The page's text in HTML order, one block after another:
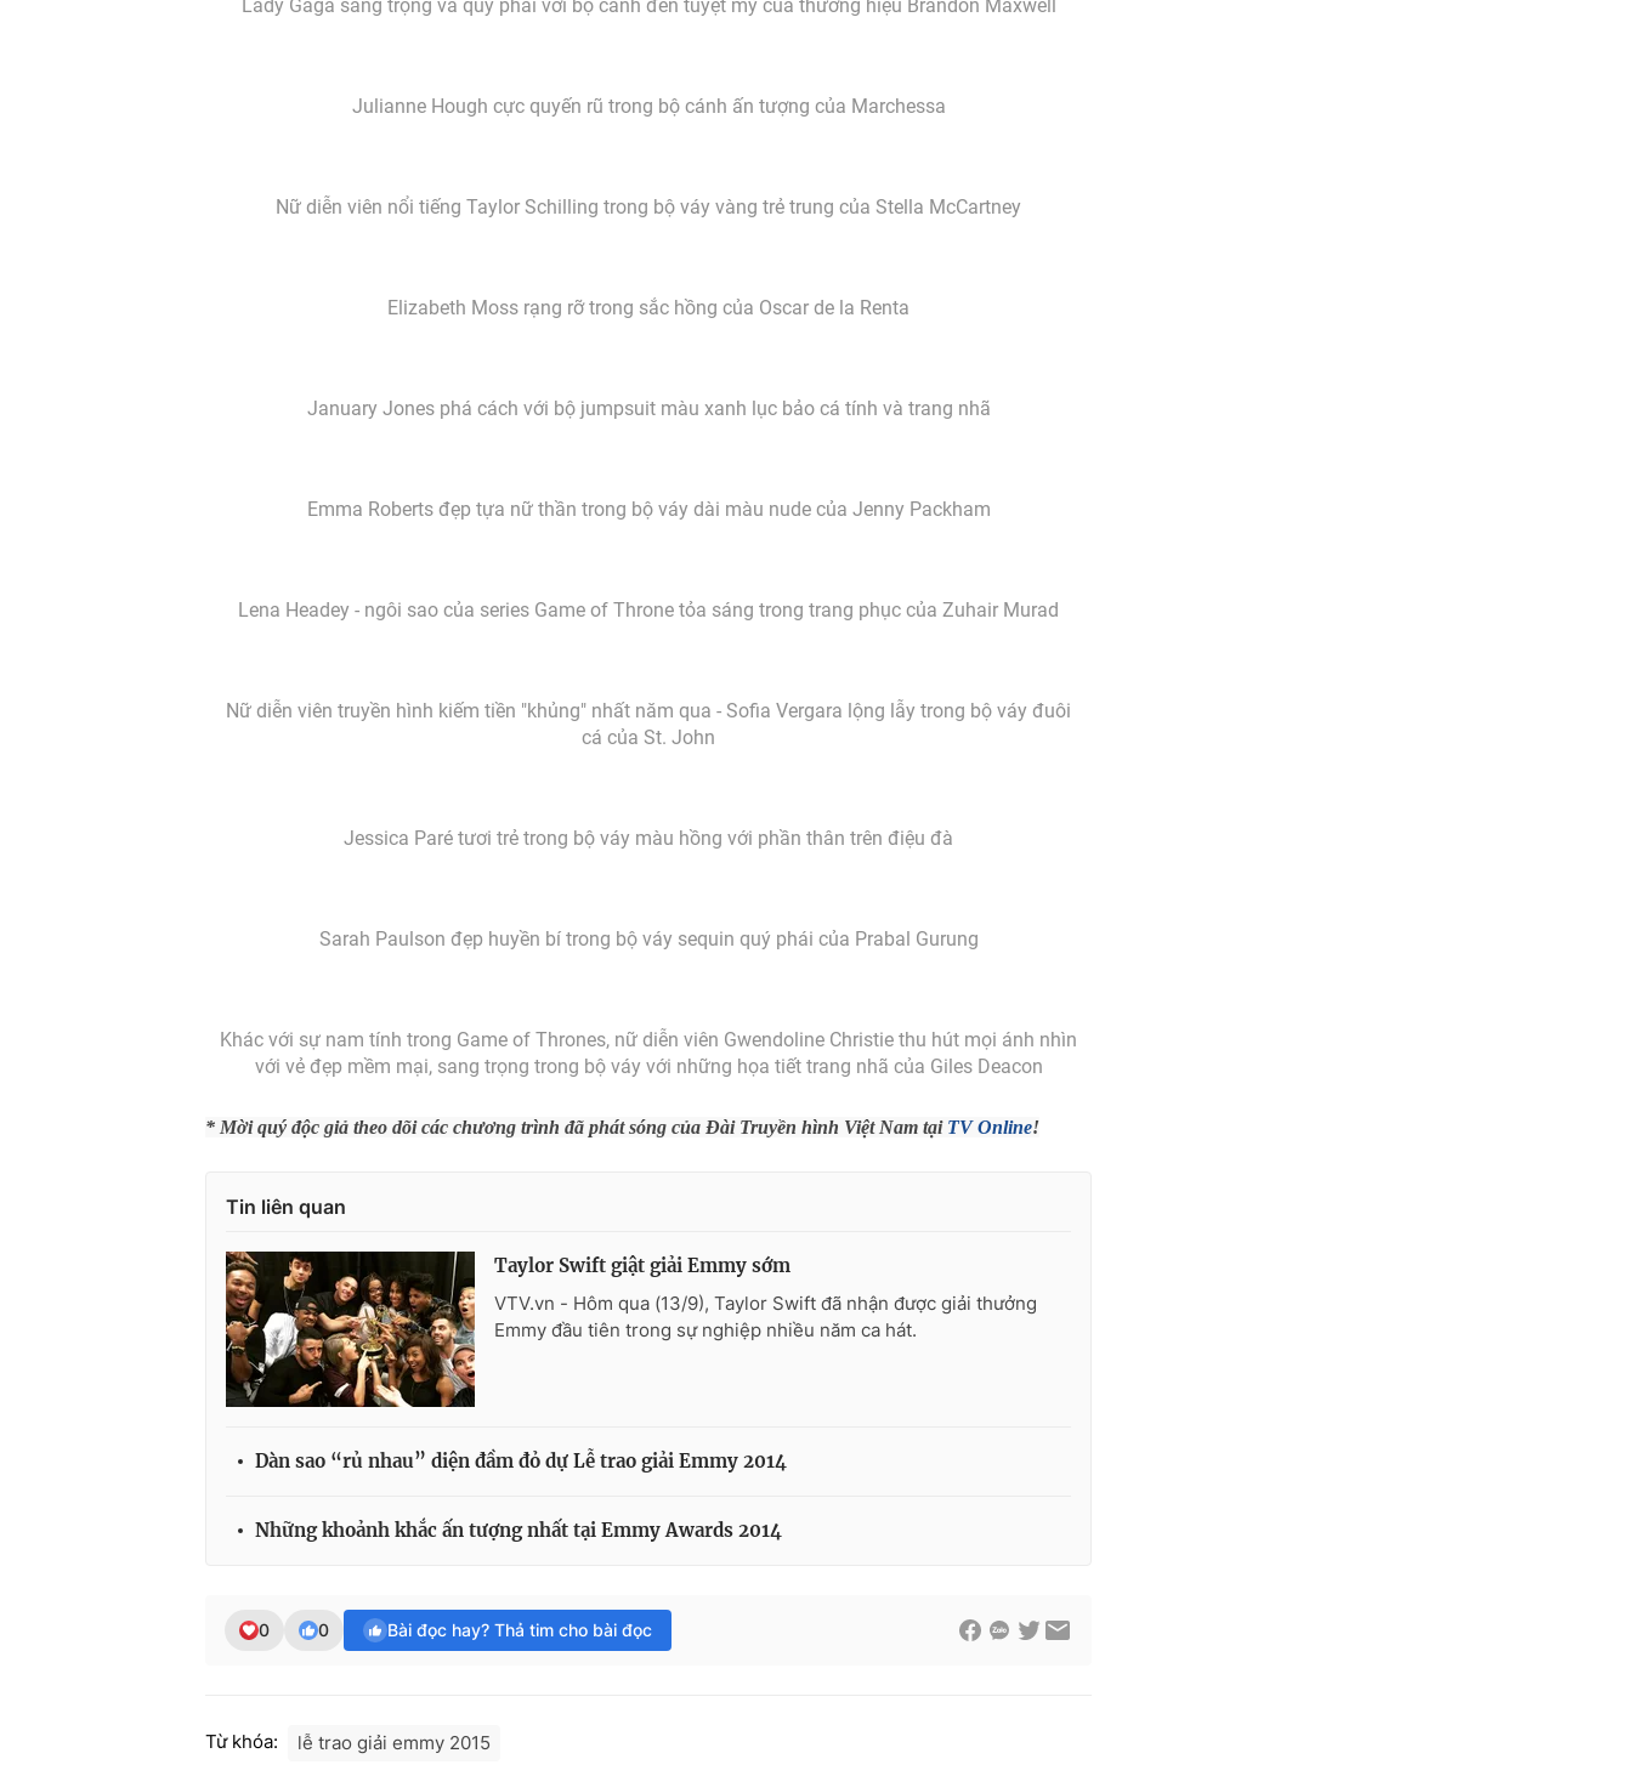
Lady Gaga sang trọng và quý phái với bộ cánh đen tuyệt mỹ của thương hiệu Brandon Maxwell
Julianne Hough cực quyến rũ trong bộ cánh ấn tượng của Marchessa
Nữ diễn viên nổi tiếng Taylor Schilling trong bộ váy vàng trẻ trung của Stella McCartney
Elizabeth Moss rạng rỡ trong sắc hồng của Oscar de la Renta
January Jones phá cách với bộ jumpsuit màu xanh lục bảo cá tính và trang nhã
Emma Roberts đẹp tựa nữ thần trong bộ váy dài màu nude của Jenny Packham
Lena Headey - ngôi sao của series Game of Throne tỏa sáng trong trang phục của Zuhair Murad
Nữ diễn viên truyền hình kiếm tiền "khủng" nhất năm qua - Sofia Vergara lộng lẫy trong bộ váy đuôi
cá của St. John
Jessica Paré tươi trẻ trong bộ váy màu hồng với phần thân trên điệu đà
Sarah Paulson đẹp huyền bí trong bộ váy sequin quý phái của Prabal Gurung
Khác với sự nam tính trong Game of Thrones, nữ diễn viên Gwendoline Christie thu hút mọi ánh nhìn
với vẻ đẹp mềm mại, sang trọng trong bộ váy với những họa tiết trang nhã của Giles Deacon
* Mời quý độc giả theo dõi các chương trình đã phát sóng của Đài Truyền hình Việt Nam tại TV Online!
Tin liên quan
Taylor Swift giật giải Emmy sớm
VTV.vn - Hôm qua (13/9), Taylor Swift đã nhận được giải thưởng
Emmy đầu tiên trong sự nghiệp nhiều năm ca hát.
Dàn sao “rủ nhau” diện đầm đỏ dự Lễ trao giải Emmy 2014
Những khoảnh khắc ấn tượng nhất tại Emmy Awards 2014
0 0 Bài đọc hay? Thả tim cho bài đọc
Từ khóa: lễ trao giải emmy 2015